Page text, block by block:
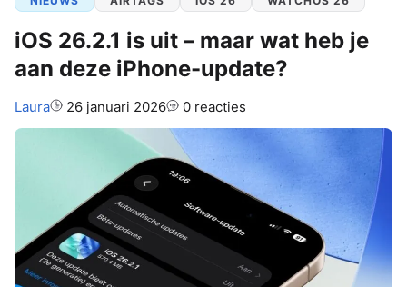
iOS 26.2.1 is uit – maar wat heb je
aan deze iPhone-update?
Auteur:
Laura 26 januari 2026 0 reacties